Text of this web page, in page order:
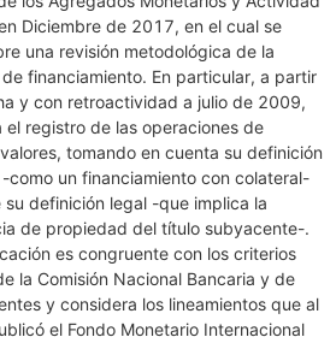
Diciembre de 2017, en el cual se
una revisión metodológica de la
financiamiento. En particular, a partir
y con retroactividad a julio de 2009,
el registro de las operaciones de
tomando en cuenta su definición
como un financiamiento con colateral-
su definición legal -que implica la
de propiedad del título subyacente-.
es congruente con los criterios
la Comisión Nacional Bancaria y de
y considera los lineamientos que al
el Fondo Monetario Internacional